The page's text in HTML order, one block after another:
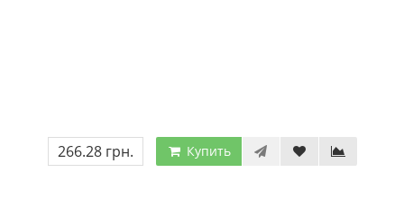
266.28 грн. Купить